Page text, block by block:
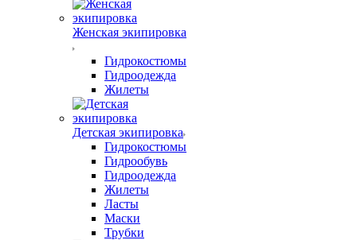
Женская экипировка
Гидрокостюмы
Гидроодежда
Жилеты
Детская экипировка
Гидрокостюмы
Гидрообувь
Гидроодежда
Жилеты
Ласты
Маски
Трубки